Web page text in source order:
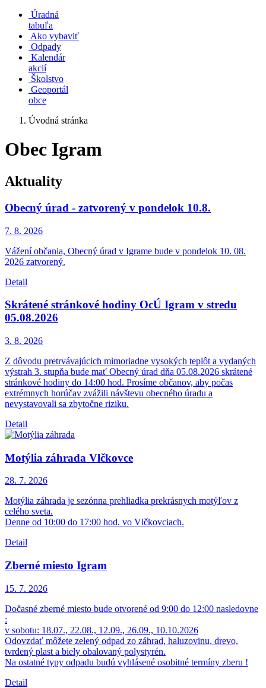
Úradná
tabuľa
Ako vybaviť
Odpady
Kalendár
akcií
Školstvo
Geoportál
obce
Úvodná stránka
Obec Igram
Aktuality
Obecný úrad - zatvorený v pondelok 10.8.
7. 8. 2026
Vážení občania, Obecný úrad v Igrame bude v pondelok 10. 08.
2026 zatvorený.
Detail
Skrátené stránkové hodiny OcÚ Igram v stredu
05.08.2026
3. 8. 2026
Z dôvodu pretrvávajúcich mimoriadne vysokých teplôt a vydaných
výstrah 3. stupňa bude mať Obecný úrad dňa 05.08.2026 skrátené
stránkové hodiny do 14:00 hod. Prosíme občanov, aby počas
extrémnych horúčav zvážili návštevu obecného úradu a
nevystavovali sa zbytočne riziku.
Detail
Motýlia záhrada Vlčkovce
28. 7. 2026
Motýlia záhrada je sezónna prehliadka prekrásnych motýľov z
celého sveta.
Denne od 10:00 do 17:00 hod. vo Vlčkovciach.
Detail
Zberné miesto Igram
15. 7. 2026
Dočasné zberné miesto bude otvorené od 9:00 do 12:00 nasledovne
:
v sobotu: 18.07., 22.08., 12.09., 26.09., 10.10.2026
Odovzdať môžete zelený odpad zo záhrad, haluzovinu, drevo,
tvrdený plast a biely obalovaný polystyrén.
Na ostatné typy odpadu budú vyhlásené osobitné termíny zberu !
Detail